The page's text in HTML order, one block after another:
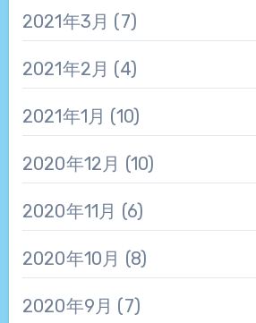
2021年3月 (7)
2021年2月 (4)
2021年1月 (10)
2020年12月 (10)
2020年11月 (6)
2020年10月 (8)
2020年9月 (7)